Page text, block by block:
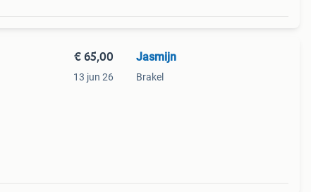
€ 65,00
13 jun 26
Jasmijn
Brakel